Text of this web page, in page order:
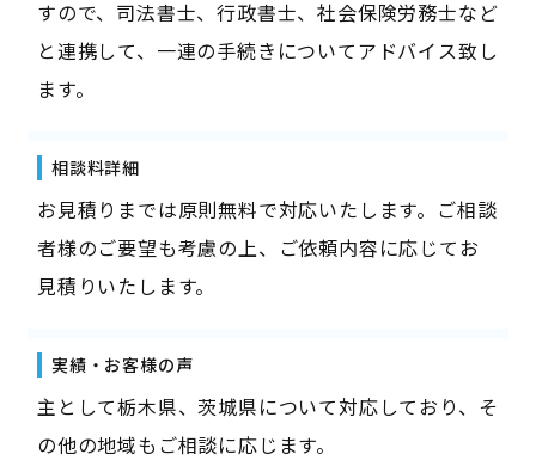
すので、司法書士、行政書士、社会保険労務士など
と連携して、一連の手続きについてアドバイス致し
ます。
相談料詳細
お見積りまでは原則無料で対応いたします。ご相談
者様のご要望も考慮の上、ご依頼内容に応じてお
見積りいたします。
実績・お客様の声
主として栃木県、茨城県について対応しており、そ
の他の地域もご相談に応じます。